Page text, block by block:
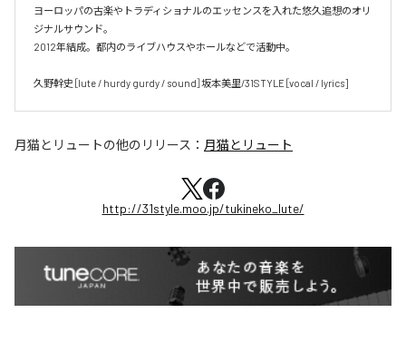
ヨーロッパの古楽やトラディショナルのエッセンスを入れた悠久追想のオリ
ジナルサウンド。
2012年結成。都内のライブハウスやホールなどで活動中。
久野幹史［lute / hurdy gurdy / sound］坂本美里/31STYLE［vocal / lyrics]
月猫とリュートの他のリリース： 月猫とリュート
http://31style.moo.jp/tukineko_lute/